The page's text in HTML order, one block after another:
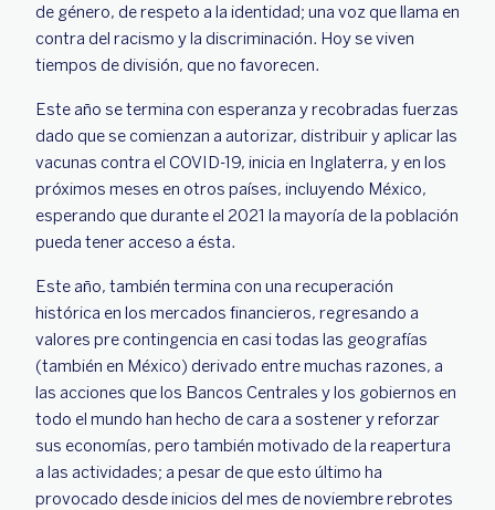
de género, de respeto a la identidad; una voz que llama en
contra del racismo y la discriminación. Hoy se viven
tiempos de división, que no favorecen.
Este año se termina con esperanza y recobradas fuerzas
dado que se comienzan a autorizar, distribuir y aplicar las
vacunas contra el COVID-19, inicia en Inglaterra, y en los
próximos meses en otros países, incluyendo México,
esperando que durante el 2021 la mayoría de la población
pueda tener acceso a ésta.
Este año, también termina con una recuperación
histórica en los mercados financieros, regresando a
valores pre contingencia en casi todas las geografías
(también en México) derivado entre muchas razones, a
las acciones que los Bancos Centrales y los gobiernos en
todo el mundo han hecho de cara a sostener y reforzar
sus economías, pero también motivado de la reapertura
a las actividades; a pesar de que esto último ha
provocado desde inicios del mes de noviembre rebrotes